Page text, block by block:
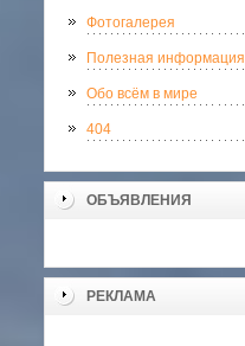
Фотогалерея
Полезная информация
Обо всём в мире
404
ОБЪЯВЛЕНИЯ
РЕКЛАМА